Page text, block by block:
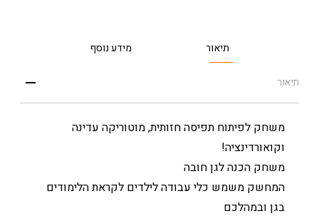
תיאור מידע נוסף
תיאור
משחק לפיתוח תפיסה חזותית, מוטוריקה עדינה
וקואורדינציה!
משחק הכנה לגן חובה
המחשק משמש כלי עבודה לילדים לקראת הלימודים
בגן ובמהלכם